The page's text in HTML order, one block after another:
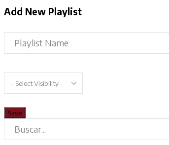
Add New Playlist